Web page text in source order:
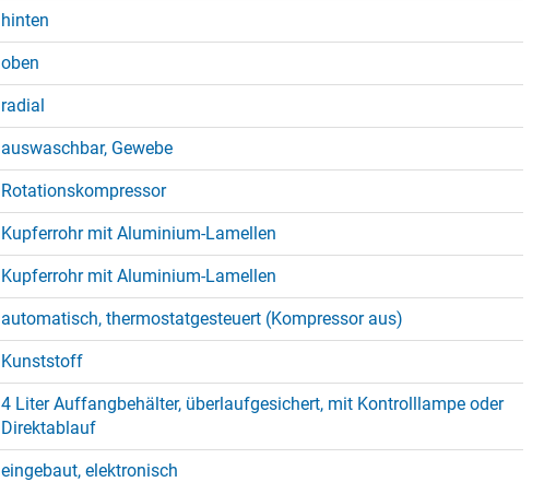
hinten
oben
radial
auswaschbar, Gewebe
Rotationskompressor
Kupferrohr mit Aluminium-Lamellen
Kupferrohr mit Aluminium-Lamellen
automatisch, thermostatgesteuert (Kompressor aus)
Kunststoff
4 Liter Auffangbehälter, überlaufgesichert, mit Kontrolllampe oder
Direktablauf
eingebaut, elektronisch